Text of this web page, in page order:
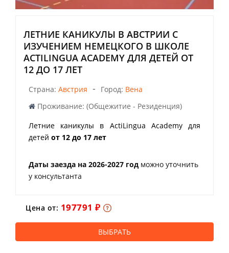
ЛЕТНИЕ КАНИКУЛЫ В АВСТРИИ С
ИЗУЧЕНИЕМ НЕМЕЦКОГО В ШКОЛЕ
ACTILINGUA ACADEMY ДЛЯ ДЕТЕЙ ОТ
12 ДО 17 ЛЕТ
Страна: Австрия - Город: Вена
Проживание: (Общежитие - Резиденция)
Летние каникулы в ActiLingua Academy для
детей от 12 до 17 лет
Даты заезда на 2026-2027 год можно уточнить
у консультанта
Цена от: 197791 ₽
ВЫБРАТЬ